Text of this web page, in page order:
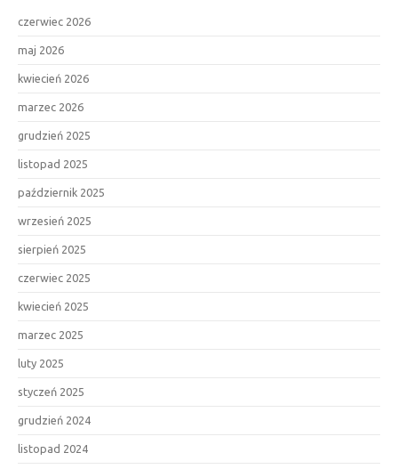
czerwiec 2026
maj 2026
kwiecień 2026
marzec 2026
grudzień 2025
listopad 2025
październik 2025
wrzesień 2025
sierpień 2025
czerwiec 2025
kwiecień 2025
marzec 2025
luty 2025
styczeń 2025
grudzień 2024
listopad 2024